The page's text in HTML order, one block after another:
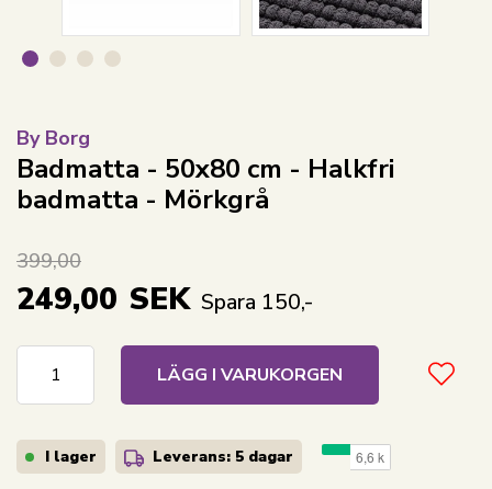
By Borg
Badmatta - 50x80 cm - Halkfri
badmatta - Mörkgrå
399,00
249,00 SEK Spara 150,-
LÄGG I VARUKORGEN
I lager Leverans: 5 dagar